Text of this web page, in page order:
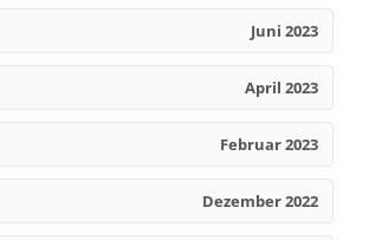
Juni 2023
April 2023
Februar 2023
Dezember 2022